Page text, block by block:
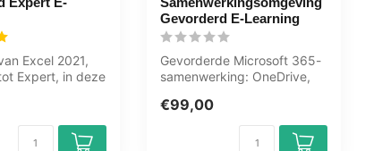
Excel 2021,
Expert, in deze
Gevorderd E-Learning
Gevorderde Microsoft 365-
samenwerking: OneDrive,
Outlo...
€99,00